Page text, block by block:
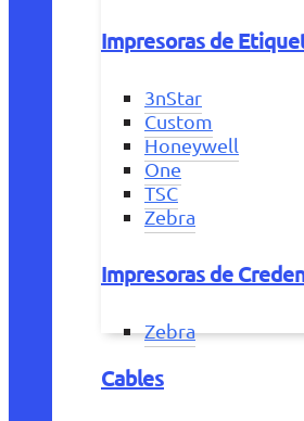
Impresoras de
3nStar
Custom
Honeywell
One
TSC
Zebra
Impresoras de
Zebra
Cables